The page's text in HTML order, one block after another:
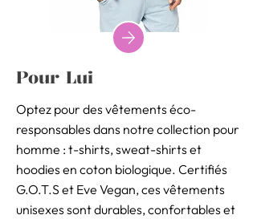
Pour Lui
Optez pour des vêtements éco-
responsables dans notre collection pour
homme : t-shirts, sweat-shirts et
hoodies en coton biologique. Certifiés
G.O.T.S et Eve Vegan, ces vêtements
unisexes sont durables, confortables et